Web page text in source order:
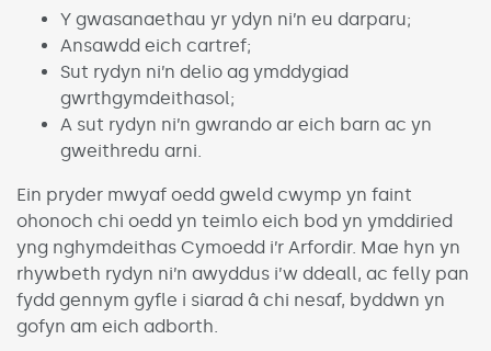
Y gwasanaethau yr ydyn ni’n eu darparu;
Ansawdd eich cartref;
Sut rydyn ni’n delio ag ymddygiad
gwrthgymdeithasol;
A sut rydyn ni’n gwrando ar eich barn ac yn
gweithredu arni.
Ein pryder mwyaf oedd gweld cwymp yn faint
ohonoch chi oedd yn teimlo eich bod yn ymddiried
yng nghymdeithas Cymoedd i’r Arfordir. Mae hyn yn
rhywbeth rydyn ni’n awyddus i’w ddeall, ac felly pan
fydd gennym gyfle i siarad â chi nesaf, byddwn yn
gofyn am eich adborth.